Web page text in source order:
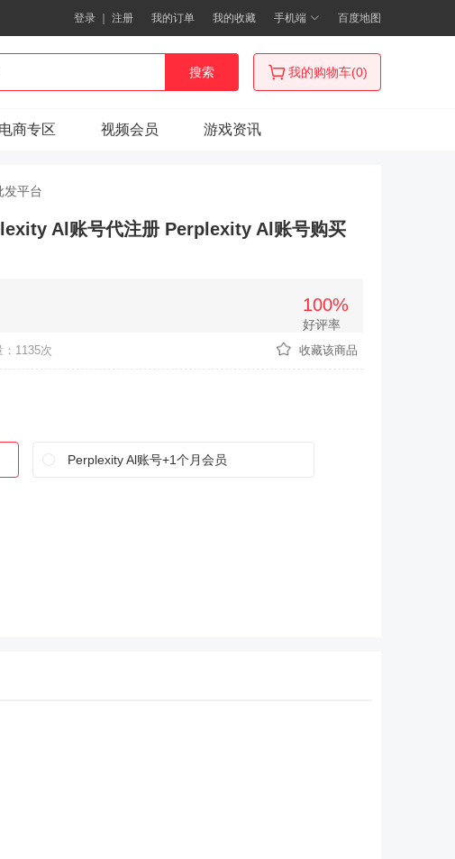
登录 ｜ 注册 我的订单 我的收藏 手机端 百度地图
搜索 我的购物车(0)
商专区 视频会员 游戏资讯
发平台
Al账号代注册 Perplexity Al账号购买
100%
好评率
：1135次 收藏该商品
Perplexity Al账号+1个月会员